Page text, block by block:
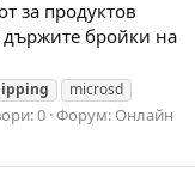
за продуктов
държите бройки на
microsd
0 Форум: Онлайн